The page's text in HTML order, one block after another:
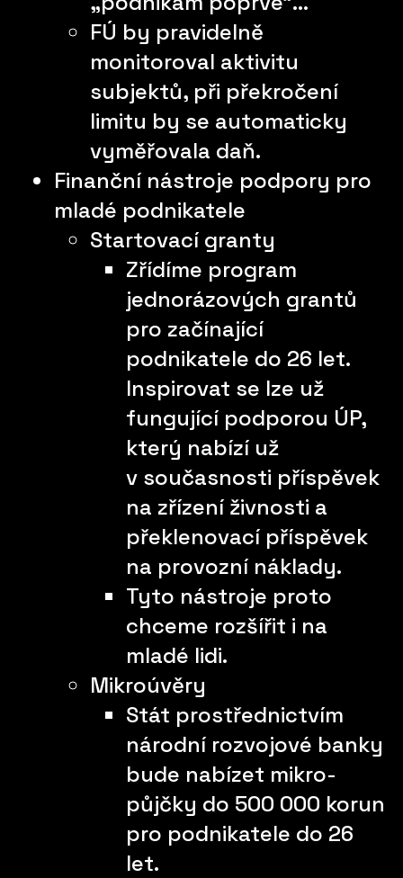
FÚ by pravidelně
monitoroval aktivitu
subjektů, při překročení
limitu by se automaticky
vyměřovala daň.
Finanční nástroje podpory pro
mladé podnikatele
Startovací granty
Zřídíme program
jednorázových grantů
pro začínající
podnikatele do 26 let.
Inspirovat se lze už
fungující podporou ÚP,
který nabízí už
v současnosti příspěvek
na zřízení živnosti a
překlenovací příspěvek
na provozní náklady.
Tyto nástroje proto
chceme rozšířit i na
mladé lidi.
Mikroúvěry
Stát prostřednictvím
národní rozvojové banky
bude nabízet mikro-
půjčky do 500 000 korun
pro podnikatele do 26
let.